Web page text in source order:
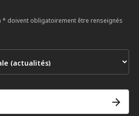
* doivent obligatoirement être renseignés